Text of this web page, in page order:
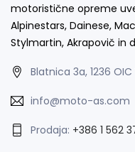
motoristične opreme
Alpinestars, Dainese,
Stylmartin, Akrapovič in
Blatnica 3a, 1236 OIC
info@moto-as.com
Prodaja: +386 1 562